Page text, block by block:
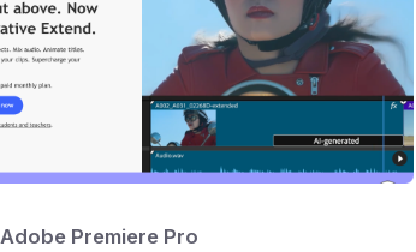
Adobe Premiere Pro